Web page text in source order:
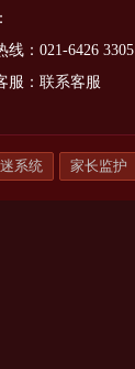
线：021-6426 3305
服： 联系客服
系统 家长监护